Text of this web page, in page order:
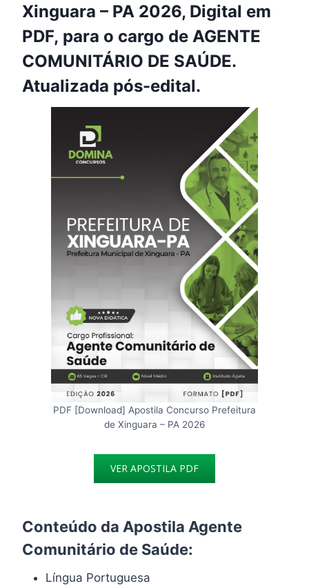
Xinguara – PA 2026, Digital em
PDF, para o cargo de AGENTE
COMUNITÁRIO DE SAÚDE.
Atualizada pós-edital.
PDF [Download] Apostila Concurso Prefeitura
de Xinguara – PA 2026
VER APOSTILA PDF
Conteúdo da Apostila Agente
Comunitário de Saúde:
Língua Portuguesa